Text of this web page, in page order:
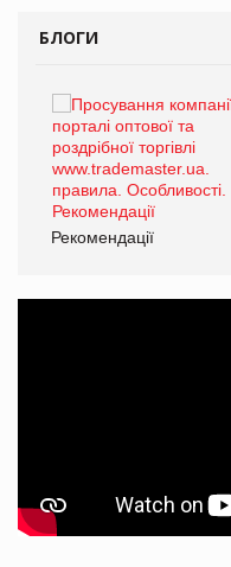
БЛОГИ
Рекомендації